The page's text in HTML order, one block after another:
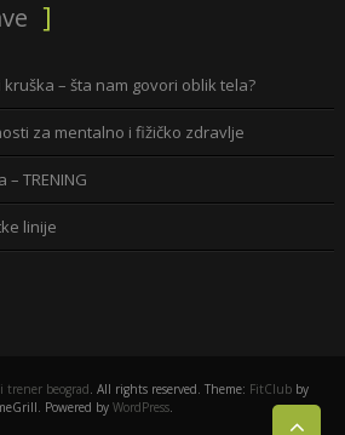
kruška – šta nam govori oblik tela?
za mentalno i fižičko zdravlje
TRENING
linije
trener beograd. All rights reserved. Theme: FitClub by
Powered by WordPress.